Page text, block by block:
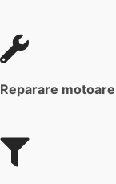
Reparare